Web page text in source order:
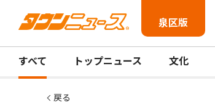
泉区版
すべて トップニュース 文化
戻る